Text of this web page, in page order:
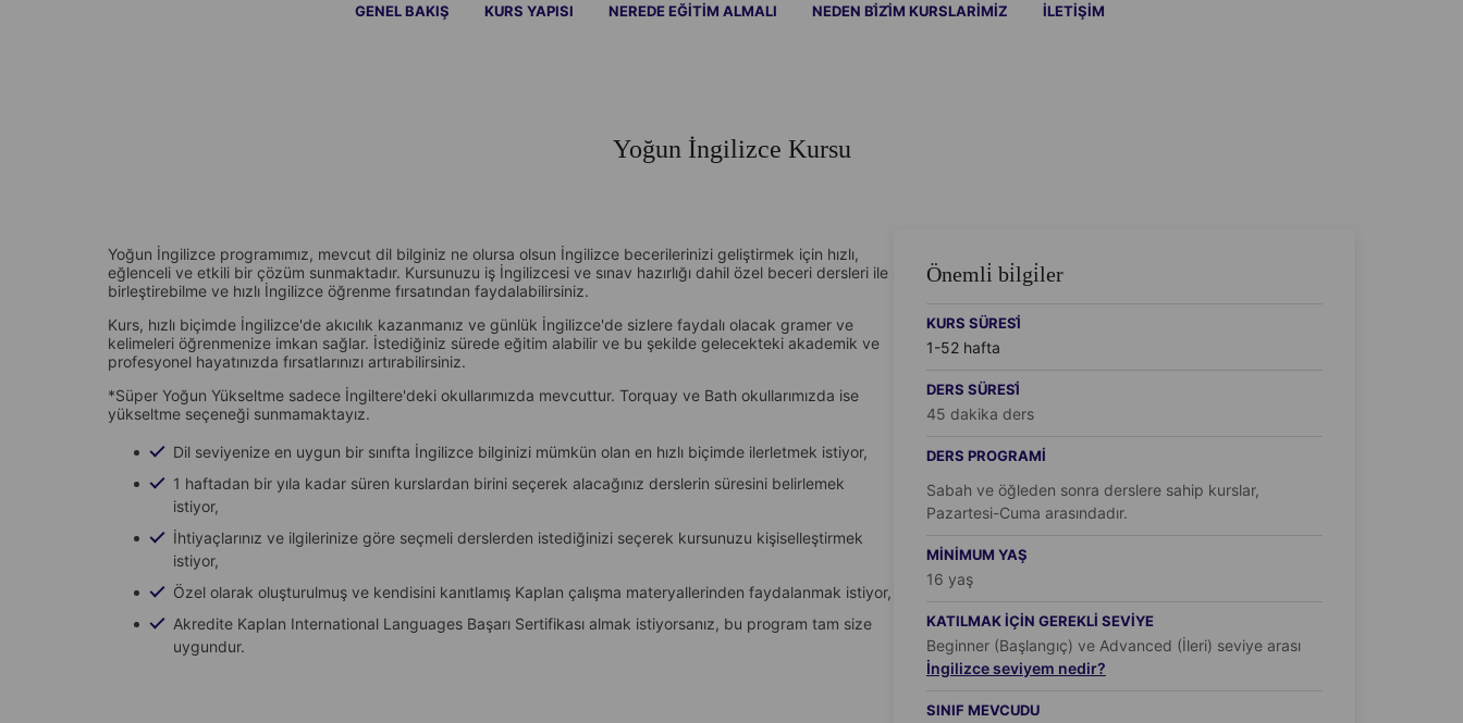
GENEL BAKIŞ KURS YAPISI NEREDE EĞITIM ALMALI NEDEN BİZİM KURSLARIMIZ İLETIŞIM
Yoğun İngilizce Kursu
Yoğun İngilizce programımız, mevcut dil bilginiz ne olursa olsun İngilizce becerilerinizi geliştirmek için hızlı,
eğlenceli ve etkili bir çözüm sunmaktadır. Kursunuzu iş İngilizcesi ve sınav hazırlığı dahil özel beceri dersleri ile
birleştirebilme ve hızlı İngilizce öğrenme fırsatından faydalabilirsiniz.
Kurs, hızlı biçimde İngilizce'de akıcılık kazanmanız ve günlük İngilizce'de sizlere faydalı olacak gramer ve
kelimeleri öğrenmenize imkan sağlar. İstediğiniz sürede eğitim alabilir ve bu şekilde gelecekteki akademik ve
profesyonel hayatınızda fırsatlarınızı artırabilirsiniz.
*Süper Yoğun Yükseltme sadece İngiltere'deki okullarımızda mevcuttur. Torquay ve Bath okullarımızda ise
yükseltme seçeneği sunmamaktayız.
Dil seviyenize en uygun bir sınıfta İngilizce bilginizi mümkün olan en hızlı biçimde ilerletmek istiyor,
1 haftadan bir yıla kadar süren kurslardan birini seçerek alacağınız derslerin süresini belirlemek
istiyor,
İhtiyaçlarınız ve ilgilerinize göre seçmeli derslerden istediğinizi seçerek kursunuzu kişiselleştirmek
istiyor,
Özel olarak oluşturulmuş ve kendisini kanıtlamış Kaplan çalışma materyallerinden faydalanmak istiyor,
Akredite Kaplan International Languages Başarı Sertifikası almak istiyorsanız, bu program tam size
uygundur.
Önemli̇ bi̇lgi̇ler
KURS SÜRESİ
1-52 hafta
DERS SÜRESİ
45 dakika ders
DERS PROGRAMI
Sabah ve öğleden sonra derslere sahip kurslar,
Pazartesi-Cuma arasındadır.
MINIMUM YAŞ
16 yaş
KATILMAK IÇIN GEREKLI SEVIYE
Beginner (Başlangıç) ve Advanced (İleri) seviye arası
İngilizce seviyem nedir?
SINIF MEVCUDU